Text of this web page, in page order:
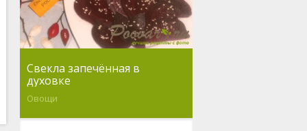
Свекла запечённая в
духовке
Овощи